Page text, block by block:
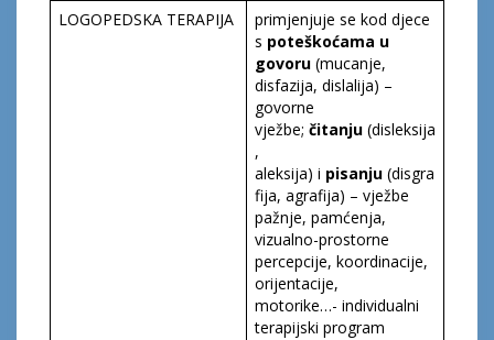
LOGOPEDSKA TERAPIJA
primjenjuje se kod djece
s poteškoćama u
govoru (mucanje,
disfazija, dislalija) –
govorne
vježbe; čitanju (disleksija
,
aleksija) i pisanju (disgra
fija, agrafija) – vježbe
pažnje, pamćenja,
vizualno-prostorne
percepcije, koordinacije,
orijentacije,
motorike…- individualni
terapijski program